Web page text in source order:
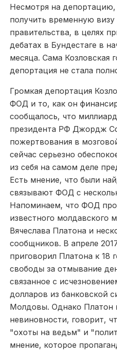
Несмотря на депортацию,
получить временную визу
правительства, в целях
дебатах в Бундестаге в
месяца. Сама Козловская
депортация не стала
Громкая депортация
ФОД и то, как он
сообщалось, что
президента РФ Джордж
пожертвования в
сейчас серьезно
из себя на самом деле
Есть мнение, что были
связывают ФОД с
Напоминаем, что ФОД
известного молдавского
Вячеслава Платона и
сообщников. В апреле
приговорил Платона к 18
свободы за отмывание
связанное с
долларов из банковской
Молдовы. Однако Платон
невиновности, говорит,
"охоты на ведьм" и
мнение, которое